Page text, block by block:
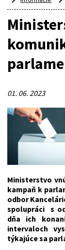
01. 06. 2023
Ministerstvo
kampaň k
odbor
spolupráci s
dňa ich
intervaloch
týkajúce sa